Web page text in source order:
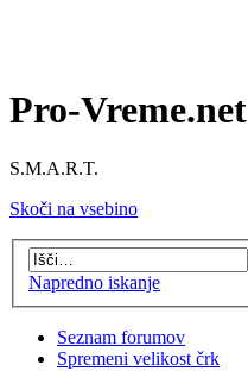
Pro-Vreme.net
S.M.A.R.T.
Skoči na vsebino
Napredno iskanje
Seznam forumov
Spremeni velikost črk